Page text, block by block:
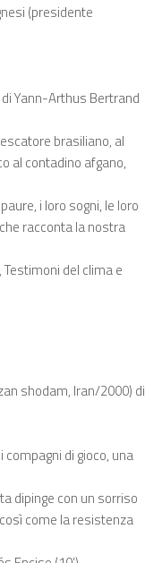
(presidente
Yann-Arthus Bertrand
brasiliano, al
al contadino afgano,
i loro sogni, le loro
racconta la nostra
del clima e
shodam, Iran/2000) di
di gioco, una
dipinge con un sorriso
come la resistenza